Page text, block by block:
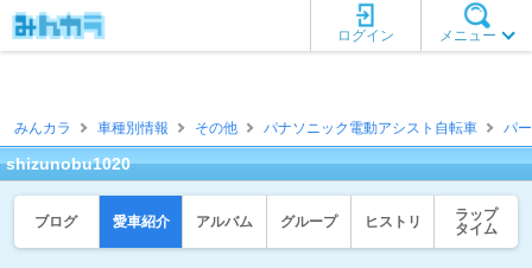
メニュー
ログイン
みんカラ 車種別情報 その他 パナソニック電動アシスト自転車 パ
shizunobu1020
ブログ 愛車紹介 アルバム グループ ヒストリ
ラップ
タイム